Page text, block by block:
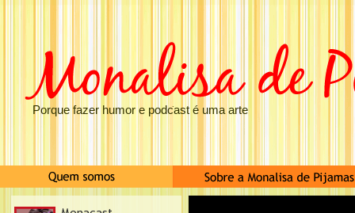
Porque fazer humor e podcast é uma arte